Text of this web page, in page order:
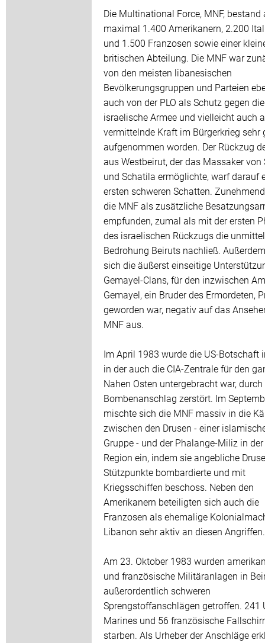
Die Multinational Force, MNF, bestand
maximal 1.400 Amerikanern, 2.200
und 1.500 Franzosen sowie einer
britischen Abteilung. Die MNF war
von den meisten libanesischen
Bevölkerungsgruppen und Parteien
auch von der PLO als Schutz gegen die
israelische Armee und vielleicht auch
vermittelnde Kraft im Bürgerkrieg sehr
aufgenommen worden. Der Rückzug
aus Westbeirut, der das Massaker von
und Schatila ermöglichte, warf darauf
ersten schweren Schatten.
die MNF als zusätzliche
empfunden, zumal als mit der ersten
des israelischen Rückzugs die
Bedrohung Beiruts nachließ.
sich die äußerst einseitige
Gemayel-Clans, für den inzwischen
Gemayel, ein Bruder des Ermordeten,
geworden war, negativ auf das
MNF aus.
Im April 1983 wurde die US-Botschaft
in der auch die CIA-Zentrale für den
Nahen Osten untergebracht war,
Bombenanschlag zerstört. Im
mischte sich die MNF massiv in die
zwischen den Drusen - einer
Gruppe - und der Phalange-Miliz in
Region ein, indem sie angebliche
Stützpunkte bombardierte und mit
Kriegsschiffen beschoss. Neben den
Amerikanern beteiligten sich auch die
Franzosen als ehemalige
Libanon sehr aktiv an diesen Angriffen.
Am 23. Oktober 1983 wurden
und französische Militäranlagen in
außerordentlich schweren
Sprengstoffanschlägen getroffen. 241
Marines und 56 französische
starben. Als Urheber der Anschläge